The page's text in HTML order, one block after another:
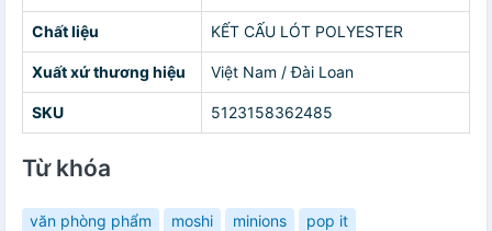
Chất liệu KẾT CẤU LÓT POLYESTER
Xuất xứ thương hiệu Việt Nam / Đài Loan
SKU 5123158362485
Từ khóa
văn phòng phẩm moshi minions
pop it